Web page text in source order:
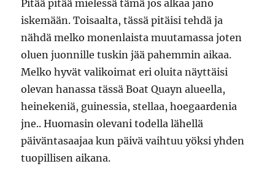
Pitää pitää mielessä tämä jos alkaa jano
iskemään. Toisaalta, tässä pitäisi tehdä ja
nähdä melko monenlaista muutamassa joten
oluen juonnille tuskin jää pahemmin aikaa.
Melko hyvät valikoimat eri oluita näyttäisi
olevan hanassa tässä Boat Quayn alueella,
heinekeniä, guinessia, stellaa, hoegaardenia
jne.. Huomasin olevani todella lähellä
päiväntasaajaa kun päivä vaihtuu yöksi yhden
tuopillisen aikana.